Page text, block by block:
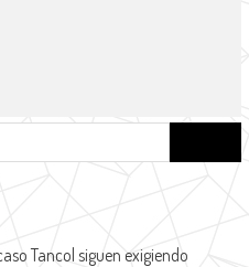
Tancol siguen exigiendo